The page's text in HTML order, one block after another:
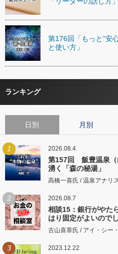
第176回「もっと“安
と使い方」
ランキング
日別 月別
1 2026.08.4
第157回 飯豊温泉
湧く「森の秘湯」
高橋一喜氏 / 温泉アナリ
2 2026.08.7
相談15：銀行がやた
はり固定がよいので
古山喜章氏 / アイ・シー
3 2023.12.22